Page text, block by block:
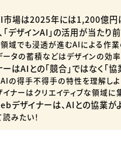
市場は2025年には1,200億円
デザインAI」の活用が当たり
領域でも浸透が進むAIによる作
タの蓄積などはデザインの効
はAIとの「競合」ではなく「協
AIの得手不得手の特性を理解しよ
ナーはクリエイティブな領域に
デザイナーは、AIとの協業が
みたい！